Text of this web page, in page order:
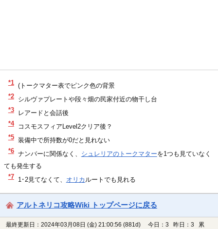
*1 (トークマター表でピンク色の背景
*2 シルヴァプレートや段々畑の民家付近の物干し台
*3 レアードと会話後
*4 コスモスフィアLevel2クリア後？
*5 装備中で所持数が0だと見れない
*6 ナンバーに関係なく、 シュレリアのトークマターを1つも見ていなく
ても発生する
*7 1･2見てなくて、 オリカ ルートでも見れる
アルトネリコ攻略Wiki トップページに戻る
最終更新日：2024年03月08日 (金) 21:00:56 (881d)
今日：3 昨日：3 累